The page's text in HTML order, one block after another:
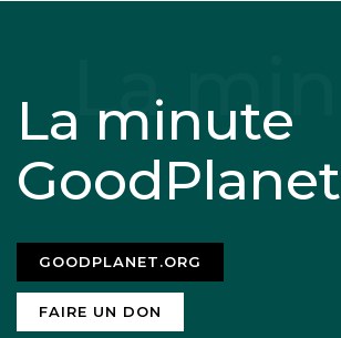
La minute
GoodPlanet
GOODPLANET.ORG
FAIRE UN DON